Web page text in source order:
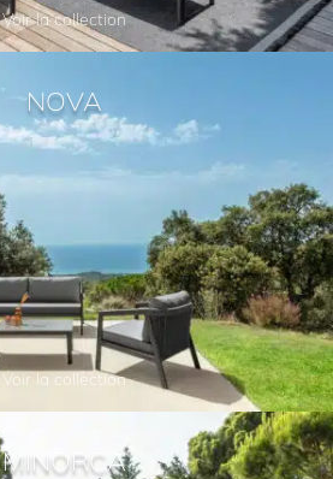
Voir la collection
NOVA
Voir la collection
MINORCA